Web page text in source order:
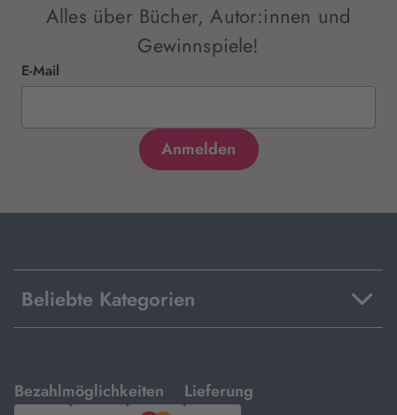
Alles über Bücher, Autor:innen und
Gewinnspiele!
E-Mail
Beliebte Kategorien
Bezahlmöglichkeiten
mit
Lieferung
mit